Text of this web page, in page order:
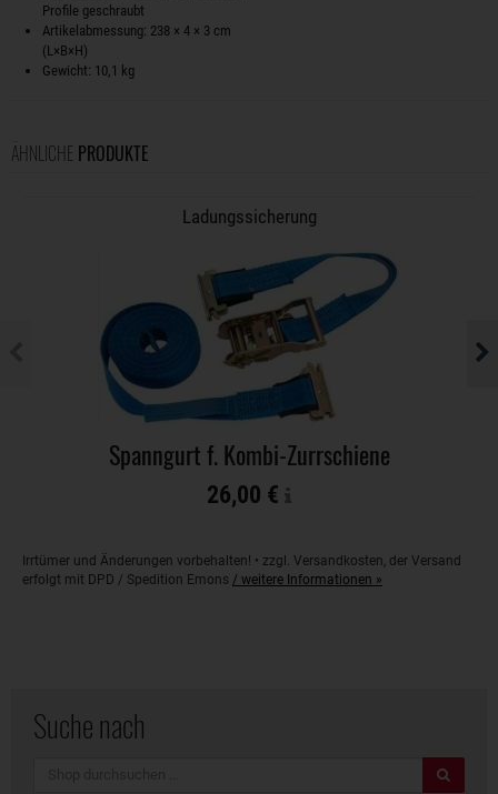
Profile geschraubt
Artikelabmessung: 238 × 4 × 3 cm
(L×B×H)
Gewicht: 10,1 kg
ÄHNLICHE PRODUKTE
Ladungssicherung
Spanngurt f. Kombi-Zurrschiene
26,00 €
Irrtümer und Änderungen vorbehalten! • zzgl. Versandkosten, der Versand
erfolgt mit DPD / Spedition Emons / weitere Informationen »
Suche nach